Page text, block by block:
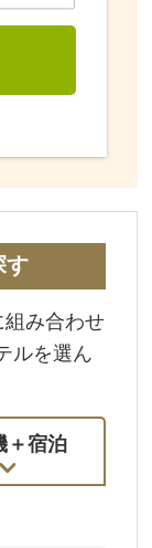
す
組み合わせ
ルを選ん
＋宿泊